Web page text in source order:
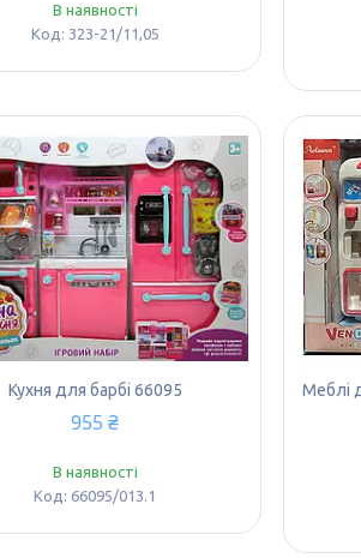
В наявності
323-21/11,05
Кухня для барбі 66095
955 ₴
В наявності
66095/013.1
Меблі